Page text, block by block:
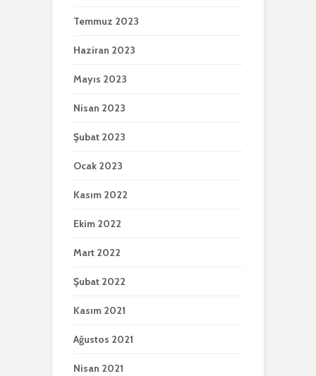
Temmuz 2023
Haziran 2023
Mayıs 2023
Nisan 2023
Şubat 2023
Ocak 2023
Kasım 2022
Ekim 2022
Mart 2022
Şubat 2022
Kasım 2021
Ağustos 2021
Nisan 2021